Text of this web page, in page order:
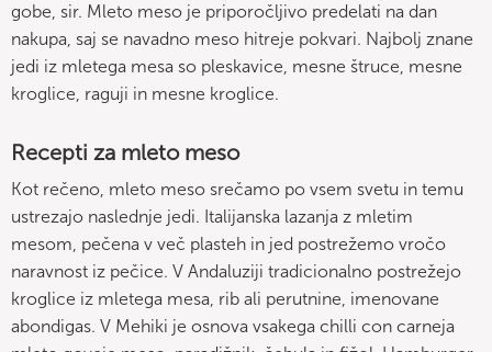
gobe, sir. Mleto meso je priporočljivo predelati na dan
nakupa, saj se navadno meso hitreje pokvari. Najbolj znane
jedi iz mletega mesa so pleskavice, mesne štruce, mesne
kroglice, raguji in mesne kroglice.
Recepti za mleto meso
Kot rečeno, mleto meso srečamo po vsem svetu in temu
ustrezajo naslednje jedi. Italijanska lazanja z mletim
mesom, pečena v več plasteh in jed postrežemo vročo
naravnost iz pečice. V Andaluziji tradicionalno postrežejo
kroglice iz mletega mesa, rib ali perutnine, imenovane
abondigas. V Mehiki je osnova vsakega chilli con carneja